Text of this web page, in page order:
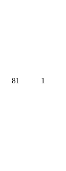
81 1